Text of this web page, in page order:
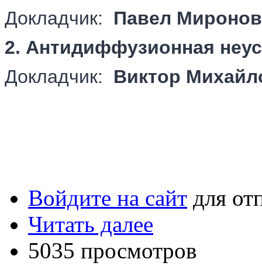
Докладчик: Павел Миронов
2. Антидиффузионная
Докладчик: Виктор
Войдите на сайт для
Читать далее
5035 просмотров